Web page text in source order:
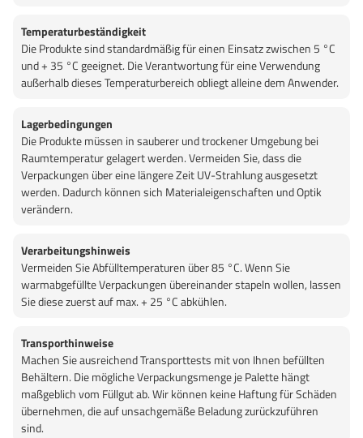
Temperaturbeständigkeit
Die Produkte sind standardmäßig für einen Einsatz zwischen 5 °C
und + 35 °C geeignet. Die Verantwortung für eine Verwendung
außerhalb dieses Temperaturbereich obliegt alleine dem Anwender.
Lagerbedingungen
Die Produkte müssen in sauberer und trockener Umgebung bei
Raumtemperatur gelagert werden. Vermeiden Sie, dass die
Verpackungen über eine längere Zeit UV-Strahlung ausgesetzt
werden. Dadurch können sich Materialeigenschaften und Optik
verändern.
Verarbeitungshinweis
Vermeiden Sie Abfülltemperaturen über 85 °C. Wenn Sie
warmabgefüllte Verpackungen übereinander stapeln wollen, lassen
Sie diese zuerst auf max. + 25 °C abkühlen.
Transporthinweise
Machen Sie ausreichend Transporttests mit von Ihnen befüllten
Behältern. Die mögliche Verpackungsmenge je Palette hängt
maßgeblich vom Füllgut ab. Wir können keine Haftung für Schäden
übernehmen, die auf unsachgemäße Beladung zurückzuführen
sind.